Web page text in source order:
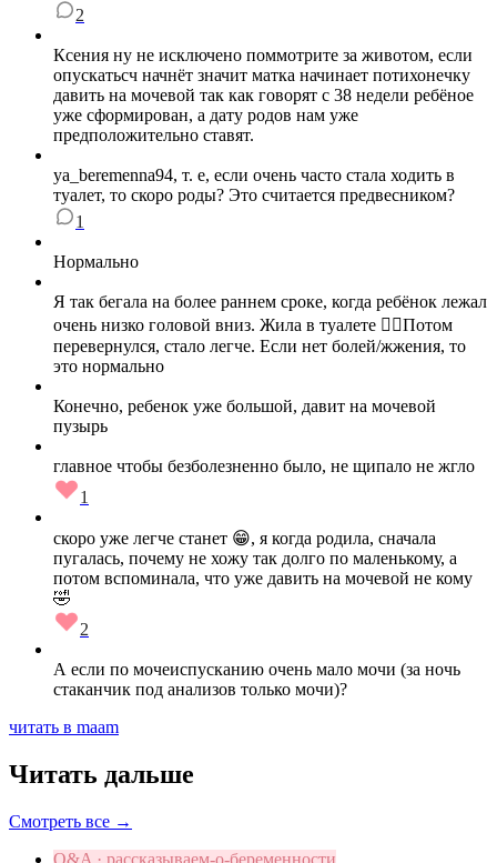
2
Ксения ну не исключено поммотрите за животом, если
опускатьсч начнёт значит матка начинает потихонечку
давить на мочевой так как говорят с 38 недели ребёное
уже сформирован, а дату родов нам уже
предположительно ставят.
ya_beremenna94 , т. е, если очень часто стала ходить в
туалет, то скоро роды? Это считается предвесником?
1
Нормально
Я так бегала на более раннем сроке, когда ребёнок лежал
очень низко головой вниз. Жила в туалете 🤦‍♀️Потом
перевернулся, стало легче. Если нет болей/жжения, то
это нормально
Конечно, ребенок уже большой, давит на мочевой
пузырь
главное чтобы безболезненно было, не щипало не жгло
1
скоро уже легче станет 😁, я когда родила, сначала
пугалась, почему не хожу так долго по маленькому, а
потом вспоминала, что уже давить на мочевой не кому
🤣
2
А если по мочеиспусканию очень мало мочи (за ночь
стаканчик под анализов только мочи)?
читать в maam
Читать дальше
Смотреть все →